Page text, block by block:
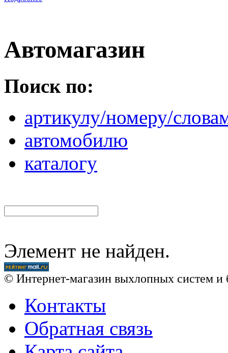
Автомагазин
Поиск по:
артикулу/номеру/
автомобилю
каталогу
Элемент не найден.
© Интернет-магазин выхлопных систем и
Контакты
Обратная связь